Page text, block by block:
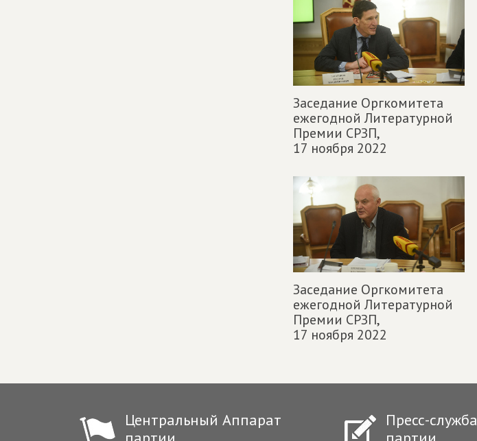
Заседание Оргкомитета
ежегодной Литературной
Премии СРЗП,
17 ноября 2022
Заседание Оргкомитета
ежегодной Литературной
Премии СРЗП,
17 ноября 2022
Центральный Аппарат
Пресс-служба